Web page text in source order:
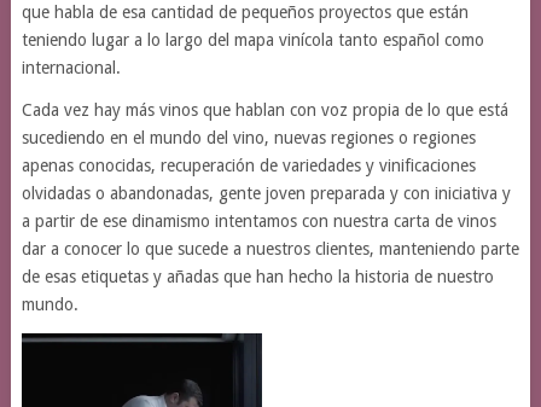
que habla de esa cantidad de pequeños proyectos que están
teniendo lugar a lo largo del mapa vinícola tanto español como
internacional.
Cada vez hay más vinos que hablan con voz propia de lo que está
sucediendo en el mundo del vino, nuevas regiones o regiones
apenas conocidas, recuperación de variedades y vinificaciones
olvidadas o abandonadas, gente joven preparada y con iniciativa y
a partir de ese dinamismo intentamos con nuestra carta de vinos
dar a conocer lo que sucede a nuestros clientes, manteniendo parte
de esas etiquetas y añadas que han hecho la historia de nuestro
mundo.